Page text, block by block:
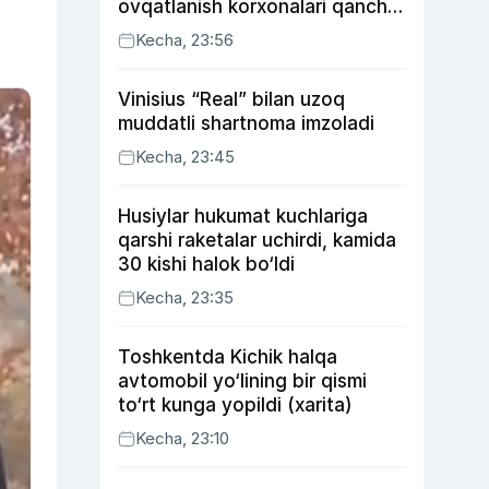
ovqatlanish korxonalari qancha
soliq toʻlagani ochiqlandi
Kecha, 23:56
Vinisius “Real” bilan uzoq
muddatli shartnoma imzoladi
Kecha, 23:45
Husiylar hukumat kuchlariga
qarshi raketalar uchirdi, kamida
30 kishi halok bo‘ldi
Kecha, 23:35
Toshkentda Kichik halqa
avtomobil yo‘lining bir qismi
to‘rt kunga yopildi (xarita)
Kecha, 23:10